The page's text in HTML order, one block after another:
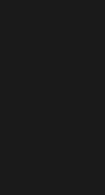
企画する。張り切るあ
-！？【提供：バンダ